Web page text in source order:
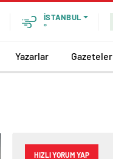
İSTANBUL
°
Yazarlar Gazeteler
HIZLI YORUM YAP